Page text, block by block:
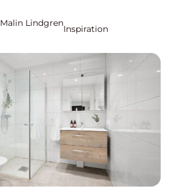
Malin Lindgren
Inspiration